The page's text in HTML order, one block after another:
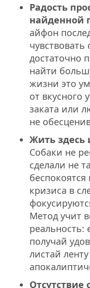
Радость
найденной
айфон
достаточно
найти
жизни это
от вкусного
заката или
не
Жить здесь
Собаки не
сделали не
кризиса в
Метод учит
получай
листай
Отсутствие